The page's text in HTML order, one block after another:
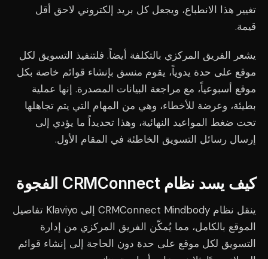
تغيير هذا الانطباع، ويجعل كل بريد إلكتروني لاحق أقل
قيمة.
يشعر الفريق المركزي بالتكلفة أيضاً. فلتنفيذ التسويق لكل
موقع على حدة يدوياً، يقوم منسق بإنشاء قوائم خاصة بكل
موقع أسبوعياً، مع مراجعة البيانات المصدرة. إنها عملية
بطيئة، وعرضة للأخطاء، وهي من المهام التي يتم تجاهلها
تحت ضغط المواعيد النهائية، وهذا تحديداً ما يؤدي إلى
إرسال رسائل التسويق الخاطئة في المقام الأول.
كيف يسد نظام CRMConnect الفجوة
ينقل نظام CRMConnect Mindbody إلى Klaviyo تفاصيل
الموقع بالكامل، مما يُمكّن الفريق المركزي من إدارة
التسويق لكل موقع على حدة دون الحاجة إلى إنشاء قوائم